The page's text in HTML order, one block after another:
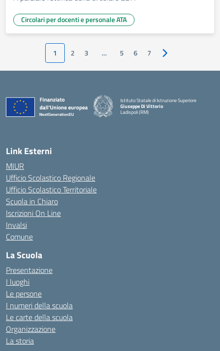
Circolari per docenti e personale ATA
1 2 3 … 5 6 7 Pagina successiva
Istituto Statale di Istruzione Superiore
Giuseppe Di Vittorio
Ladispoli (RM)
Link Esterni
MIUR
Ufficio Scolastico Regionale
Ufficio Scolastico Territoriale
Scuola in Chiaro
Iscrizioni On Line
Invalsi
Comune
La Scuola
Presentazione
I luoghi
Le persone
I numeri della scuola
Le carte della scuola
Organizzazione
La storia